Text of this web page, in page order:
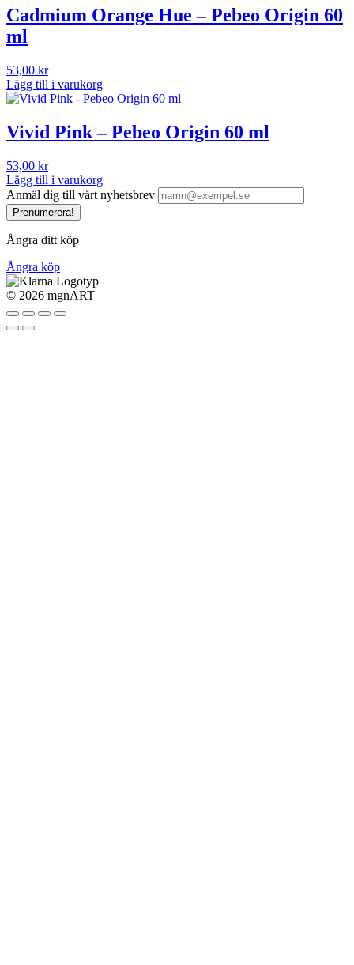
Cadmium Orange Hue – Pebeo Origin 60
ml
53,00 kr
Lägg till i varukorg
Vivid Pink – Pebeo Origin 60 ml
53,00 kr
Lägg till i varukorg
Anmäl dig till vårt nyhetsbrev
Prenumerera!
Ångra ditt köp
Ångra köp
© 2026 mgnART